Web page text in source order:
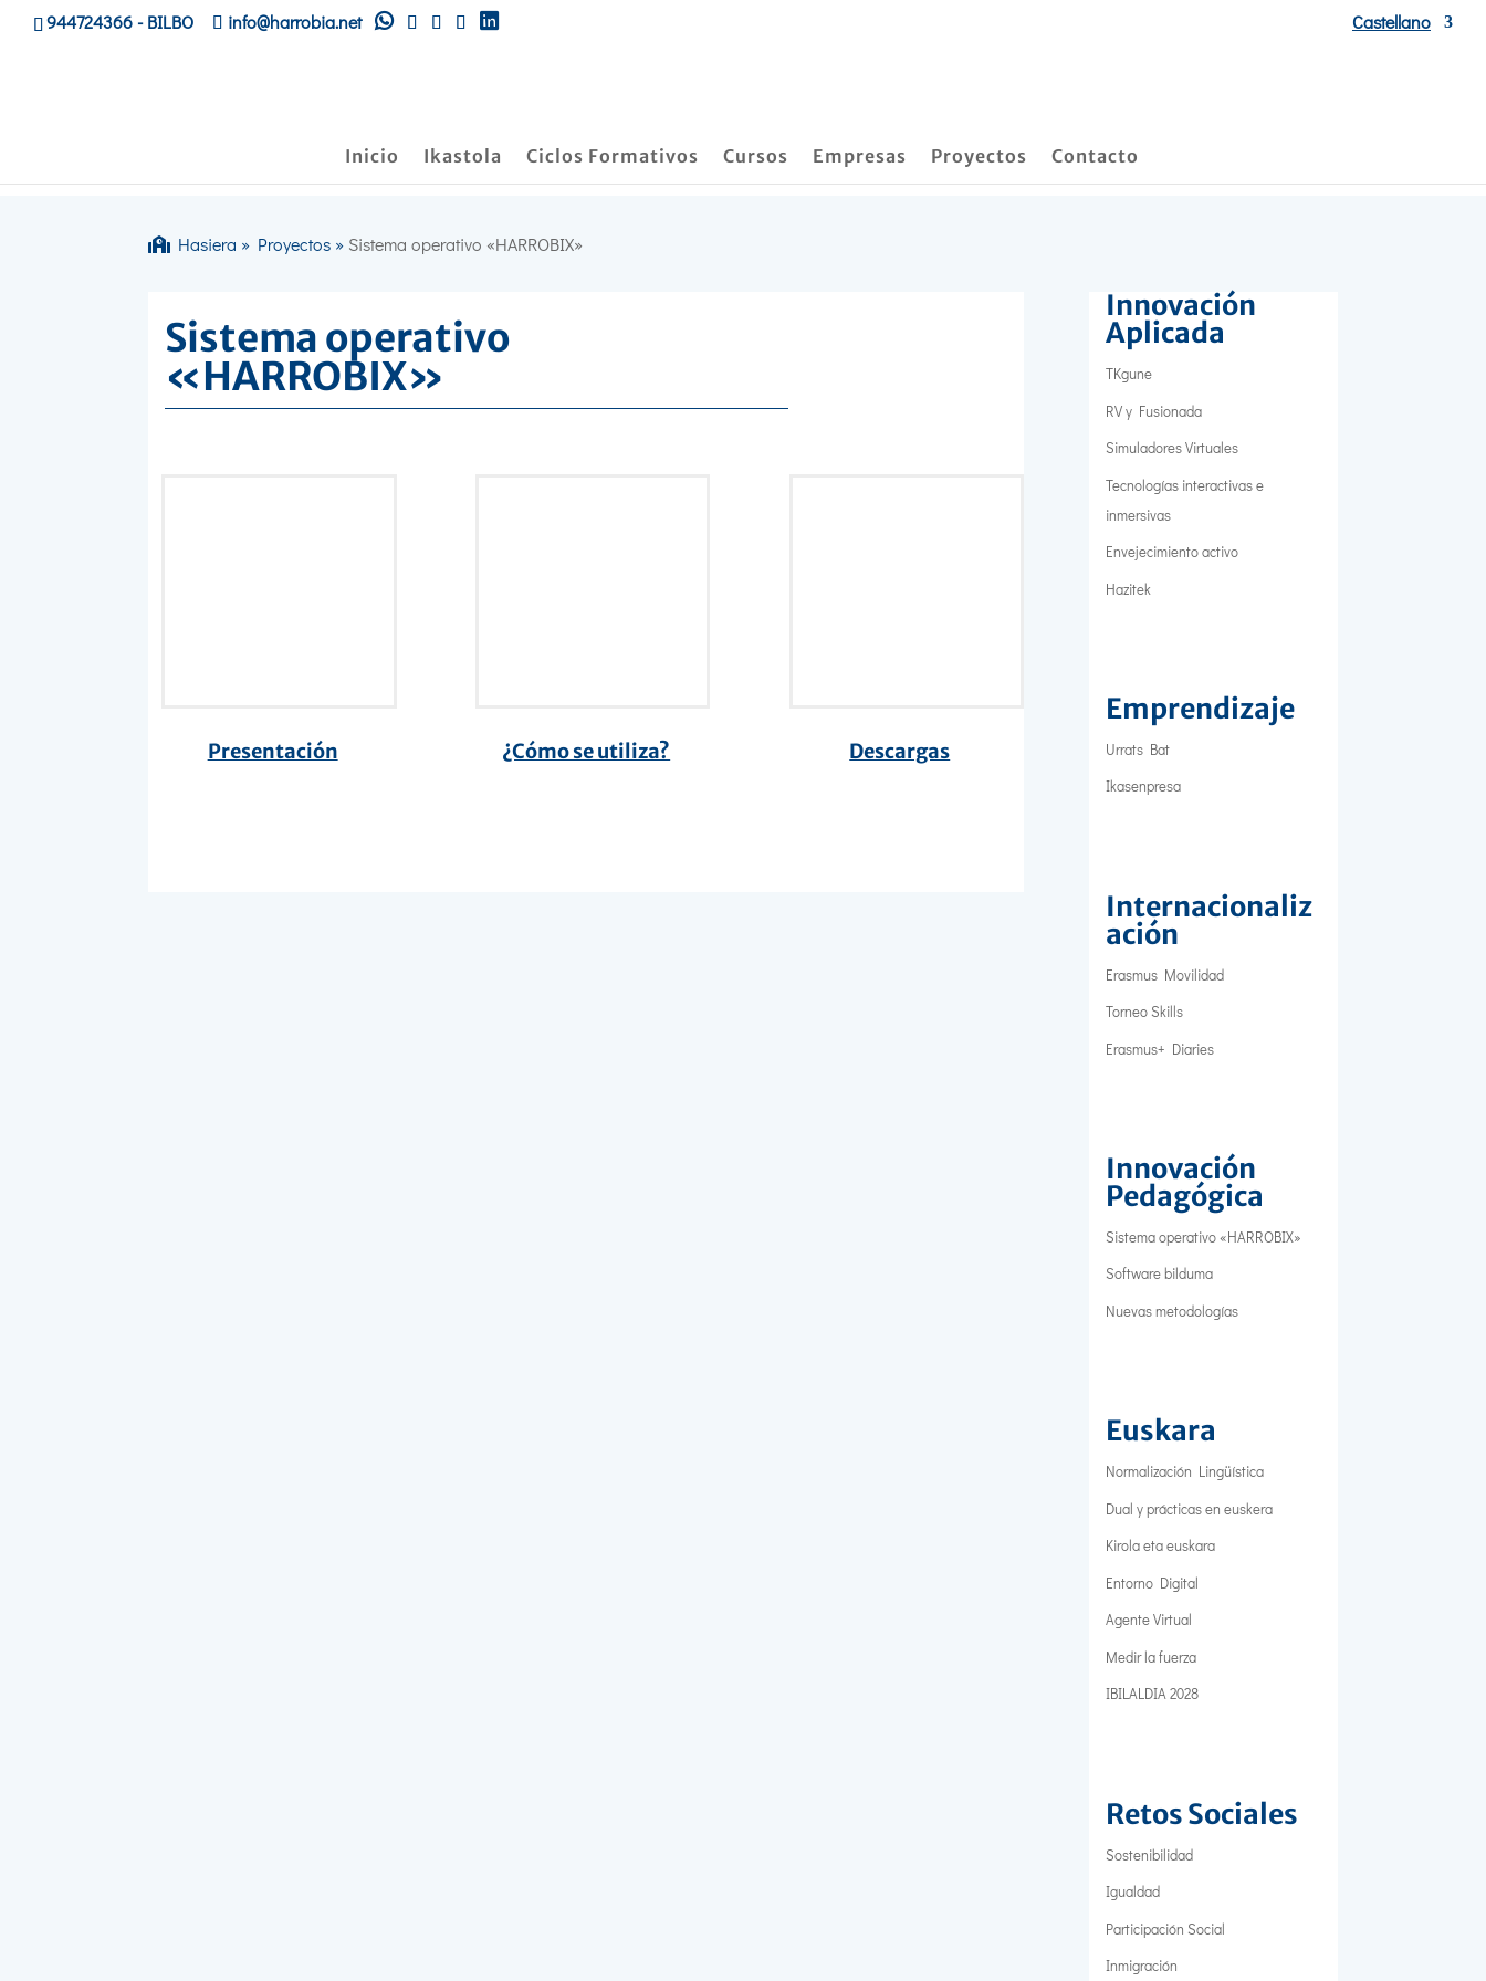
944724366- BILBO info@harrobia.net Castellano
Inicio Ikastola Ciclos Formativos Cursos Empresas Proyectos Contacto
Hasiera » Proyectos » Sistema operativo «HARROBIX»
Sistema operativo
«HARROBIX»
Presentación ¿Cómo se utiliza? Descargas
Innovación
Aplicada
TKgune
RV y Fusionada
Simuladores Virtuales
Tecnologías interactivas e
inmersivas
Envejecimiento activo
Hazitek
Emprendizaje
Urrats Bat
Ikasenpresa
Internacionaliz
ación
Erasmus Movilidad
Torneo Skills
Erasmus+ Diaries
Innovación
Pedagógica
Sistema operativo «HARROBIX»
Software bilduma
Nuevas metodologías
Euskara
Normalización Lingüística
Dual y prácticas en euskera
Kirola eta euskara
Entorno Digital
Agente Virtual
Medir la fuerza
IBILALDIA 2028
Retos Sociales
Sostenibilidad
Igualdad
Participación Social
Inmigración